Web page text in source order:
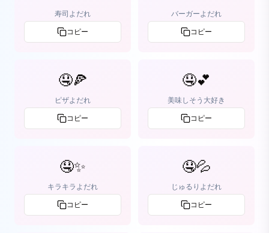
寿司よだれ
コピー
バーガーよだれ
コピー
🤤🍕
ピザよだれ
コピー
🤤💕
美味しそう大好き
コピー
🤤✨
キラキラよだれ
コピー
🤤💦
じゅるりよだれ
コピー